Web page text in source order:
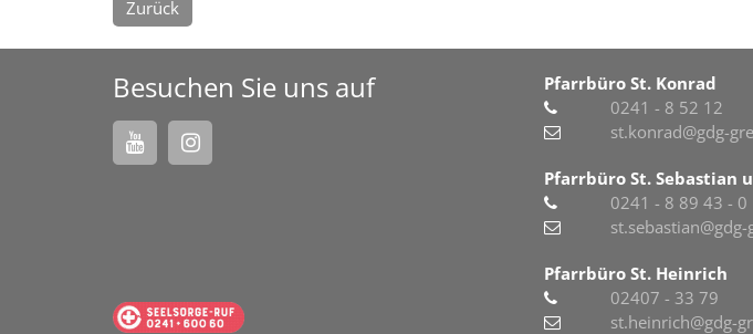
Zurück
Besuchen Sie uns auf
Pfarrbüro St. Konrad
0241 - 8 52 12
st.konrad@gdg-
Pfarrbüro St. Sebastian
0241 - 8 89 43 - 0
Pfarrbüro St. Heinrich
02407 - 33 79
st.heinrich@gdg-